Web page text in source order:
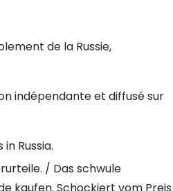
de la Russie,
indépendante et diffusé sur
Russia.
/ Das schwule